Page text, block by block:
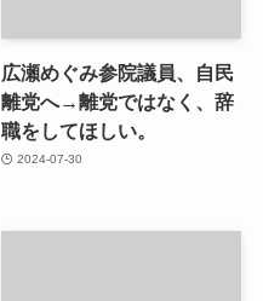
広瀬めぐみ参院議員、自民
離党へ→離党ではなく、辞
職をしてほしい。
2024-07-30